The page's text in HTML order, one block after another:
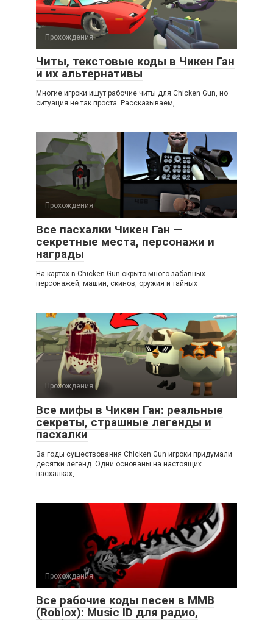
Прохождения
Читы, текстовые коды в Чикен Ган
и их альтернативы
Многие игроки ищут рабочие читы для Chicken Gun, но
ситуация не так проста. Рассказываем,
Прохождения
Все пасхалки Чикен Ган —
секретные места, персонажи и
награды
На картах в Chicken Gun скрыто много забавных
персонажей, машин, скинов, оружия и тайных
Прохождения
Все мифы в Чикен Ган: реальные
секреты, страшные легенды и
пасхалки
За годы существования Chicken Gun игроки придумали
десятки легенд. Одни основаны на настоящих
пасхалках,
Прохождения
Все рабочие коды песен в ММВ
(Roblox): Music ID для радио,